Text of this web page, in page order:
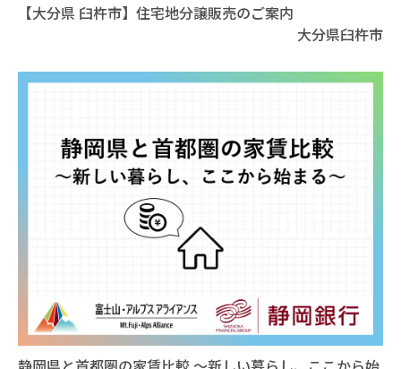
【大分県 臼杵市】住宅地分譲販売のご案内
大分県臼杵市